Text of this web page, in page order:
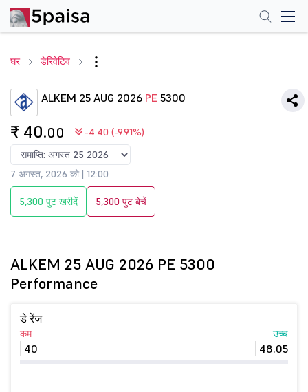
घर डेरिवेटिव
ALKEM 25 AUG 2026 PE 5300
₹ 40.00 -4.40 (-9.91%)
7 अगस्त, 2026 को | 12:00
5,300 पुट खरीदें 5,300 पुट बेचें
ALKEM 25 AUG 2026 PE 5300
Performance
डे रेंज
कम
40
उच्च
48.05